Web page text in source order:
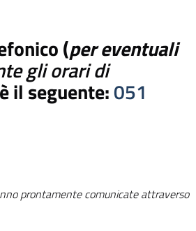
(per eventuali
gli orari di
il seguente:051
prontamente comunicate attraverso